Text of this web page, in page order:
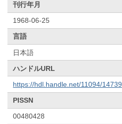
刊行年月
1968-06-25
言語
日本語
ハンドルURL
https://hdl.handle.net/11094/14739
PISSN
00480428